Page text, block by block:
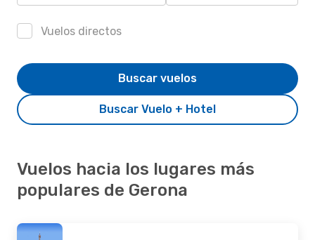
Vuelos directos
Buscar Vuelo + Hotel
Buscar vuelos
Vuelos hacia los lugares más
populares de Gerona